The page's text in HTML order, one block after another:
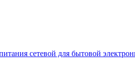
сетевой для бытовой